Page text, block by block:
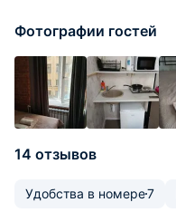
Фотографии гостей
14 отзывов
Удобства в номере7